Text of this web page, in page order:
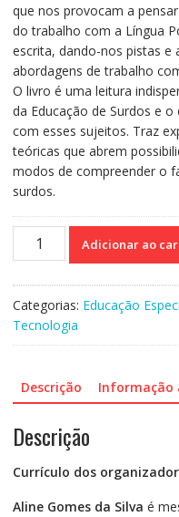
que nos provocam a
do trabalho com a Língua
escrita, dando-nos pistas
abordagens de trabalho
O livro é uma leitura
da Educação de Surdos e
com esses sujeitos. Traz
teóricas que abrem
modos de compreender o
surdos.
Leitura
educação
de
Adicionar ao
Categorias: Educação
Tecnologia
Descrição Informação
Descrição
Currículo dos
Aline Gomes da Silva é